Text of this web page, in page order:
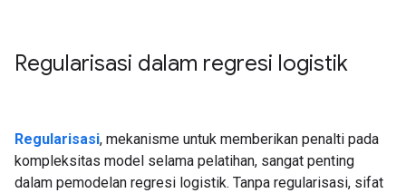
Regularisasi dalam regresi logistik
Regularisasi, mekanisme untuk memberikan penalti pada
kompleksitas model selama pelatihan, sangat penting
dalam pemodelan regresi logistik. Tanpa regularisasi, sifat